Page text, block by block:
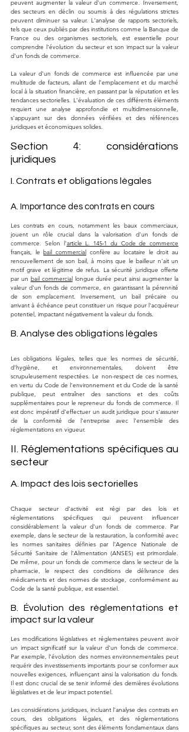
peuvent augmenter la valeur d'un commerce. Inversement,
des secteurs en déclin ou soumis à des régulations strictes
peuvent diminuer sa valeur. L'analyse de rapports sectoriels,
tels que ceux publiés par des institutions comme la Banque de
France ou des organismes sectoriels, est essentielle pour
comprendre l'évolution du secteur et son impact sur la valeur
d'un fonds de commerce.
La valeur d'un fonds de commerce est influencée par une
multitude de facteurs, allant de l'emplacement et du marché
local à la situation financière, en passant par la réputation et les
tendances sectorielles. L'évaluation de ces différents éléments
requiert une analyse approfondie et multidimensionnelle,
s'appuyant sur des données vérifiées et des références
juridiques et économiques solides.
Section 4: considérations
juridiques
I. Contrats et obligations légales
A. Importance des contrats en cours
Les contrats en cours, notamment les baux commerciaux,
jouent un rôle crucial dans la valorisation d'un fonds de
commerce. Selon l'article L. 145-1 du Code de commerce
français, le bail commercial confère au locataire le droit au
renouvellement de son bail, à moins que le bailleur n'ait un
motif grave et légitime de refus. La sécurité juridique offerte
par un bail commercial longue durée peut ainsi augmenter la
valeur d'un fonds de commerce, en garantissant la pérennité
de son emplacement. Inversement, un bail précaire ou
arrivant à échéance peut constituer un risque pour l'acquéreur
potentiel, impactant négativement la valeur du fonds.
B. Analyse des obligations légales
Les obligations légales, telles que les normes de sécurité,
d'hygiène, et environnementales, doivent être
scrupuleusement respectées. Le non-respect de ces normes,
en vertu du Code de l'environnement et du Code de la santé
publique, peut entraîner des sanctions et des coûts
supplémentaires pour le repreneur du fonds de commerce. Il
est donc impératif d'effectuer un audit juridique pour s'assurer
de la conformité de l'entreprise avec l'ensemble des
réglementations en vigueur.
II. Réglementations spécifiques au
secteur
A. Impact des lois sectorielles
Chaque secteur d'activité est régi par des lois et
réglementations spécifiques qui peuvent influencer
considérablement la valeur d'un fonds de commerce. Par
exemple, dans le secteur de la restauration, la conformité avec
les normes sanitaires définies par l'Agence Nationale de
Sécurité Sanitaire de l'Alimentation (ANSES) est primordiale.
De même, pour un fonds de commerce dans le secteur de la
pharmacie, le respect des conditions de délivrance des
médicaments et des normes de stockage, conformément au
Code de la santé publique, est essentiel.
B. Évolution des réglementations et
impact sur la valeur
Les modifications législatives et réglementaires peuvent avoir
un impact significatif sur la valeur d'un fonds de commerce.
Par exemple, l'évolution des normes environnementales peut
requérir des investissements importants pour se conformer aux
nouvelles exigences, influençant ainsi la valorisation du fonds.
Il est donc crucial de se tenir informé des dernières évolutions
législatives et de leur impact potentiel.
Les considérations juridiques, incluant l'analyse des contrats en
cours, des obligations légales, et des réglementations
spécifiques au secteur, sont des éléments fondamentaux dans